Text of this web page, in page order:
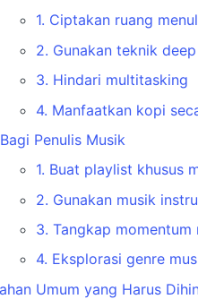
1. Ciptakan ruang
2. Gunakan teknik
3. Hindari multitasking
4. Manfaatkan kopi
Bagi Penulis Musik
1. Buat playlist khusus
2. Gunakan musik
3. Tangkap momentum
4. Eksplorasi genre
Umum yang Harus